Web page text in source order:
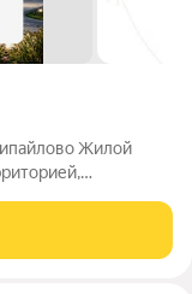
сложившуюся
с